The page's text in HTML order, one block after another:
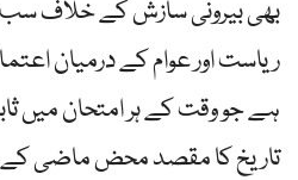
بھی بیرونی سازش کے خلاف
ریاست اور عوام کے درمیان
ہے جو وقت کے ہر امتحان میں
تاریخ کا مقصد محض ماضی کے